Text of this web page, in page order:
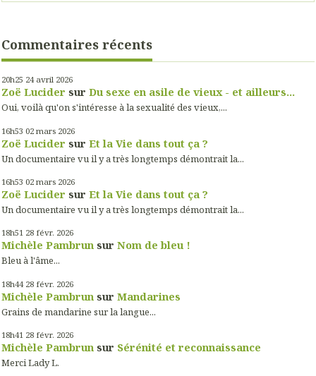
Commentaires récents
20h25 24 avril 2026
Zoë Lucider sur Du sexe en asile de vieux - et ailleurs...
Oui, voilà qu'on s'intéresse à la sexualité des vieux,...
16h53 02 mars 2026
Zoë Lucider sur Et la Vie dans tout ça ?
Un documentaire vu il y a très longtemps démontrait la...
16h53 02 mars 2026
Zoë Lucider sur Et la Vie dans tout ça ?
Un documentaire vu il y a très longtemps démontrait la...
18h51 28 févr. 2026
Michèle Pambrun sur Nom de bleu !
Bleu à l'âme...
18h44 28 févr. 2026
Michèle Pambrun sur Mandarines
Grains de mandarine sur la langue...
18h41 28 févr. 2026
Michèle Pambrun sur Sérénité et reconnaissance
Merci Lady L.